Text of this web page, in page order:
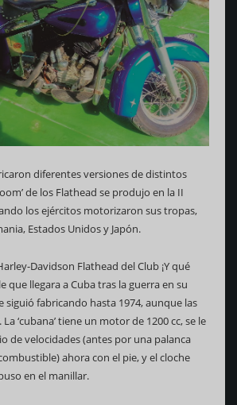
diferentes versiones de distintos
de los Flathead se produjo en la II
los ejércitos motorizaron sus tropas,
Estados Unidos y Japón.
Davidson Flathead del Club ¡Y qué
que llegara a Cuba tras la guerra en su
siguió fabricando hasta 1974, aunque las
‘cubana’ tiene un motor de 1200 cc, se le
de velocidades (antes por una palanca
ahora con el pie, y el cloche
en el manillar.